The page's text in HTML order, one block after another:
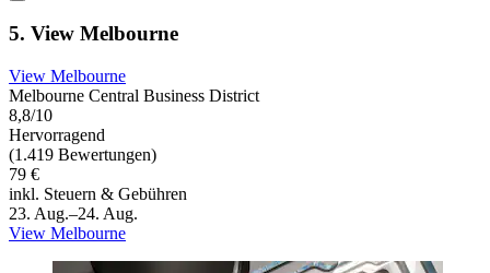
5. View Melbourne
View Melbourne
Melbourne Central Business District
8,8/10
Hervorragend
(1.419 Bewertungen)
79 €
inkl. Steuern & Gebühren
23. Aug.–24. Aug.
View Melbourne